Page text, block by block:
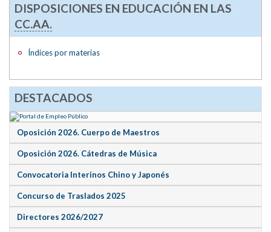
DISPOSICIONES EN EDUCACIÓN EN LAS
CC.AA.
Índices por materias
DESTACADOS
Oposición 2026. Cuerpo de Maestros
Oposición 2026. Cátedras de Música
Convocatoria Interinos Chino y Japonés
Concurso de Traslados 2025
Directores 2026/2027